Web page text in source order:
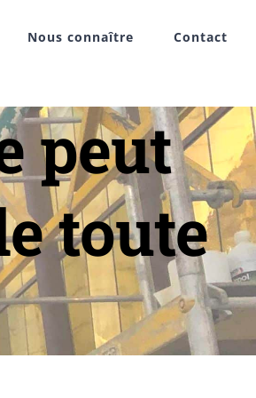
Nous connaître Contact
peut
toute